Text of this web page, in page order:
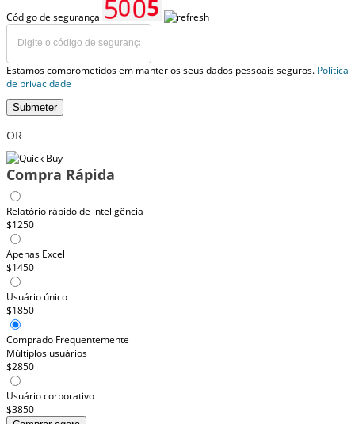
Código de segurança
Estamos comprometidos em manter os seus dados pessoais seguros. Política
de privacidade
Submeter
OR
Compra Rápida
Relatório rápido de inteligência
$1250
Apenas Excel
$1450
Usuário único
$1850
Comprado Frequentemente
Múltiplos usuários
$2850
Usuário corporativo
$3850